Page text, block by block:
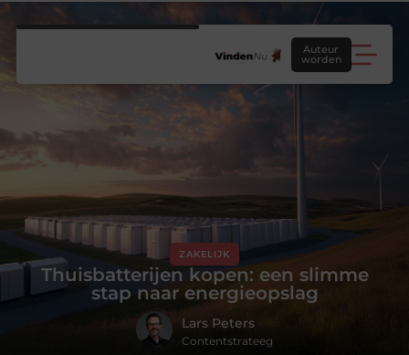
Auteur
worden
ZAKELIJK
Thuisbatterijen kopen: een slimme
stap naar energieopslag
Lars Peters
Contentstrateeg